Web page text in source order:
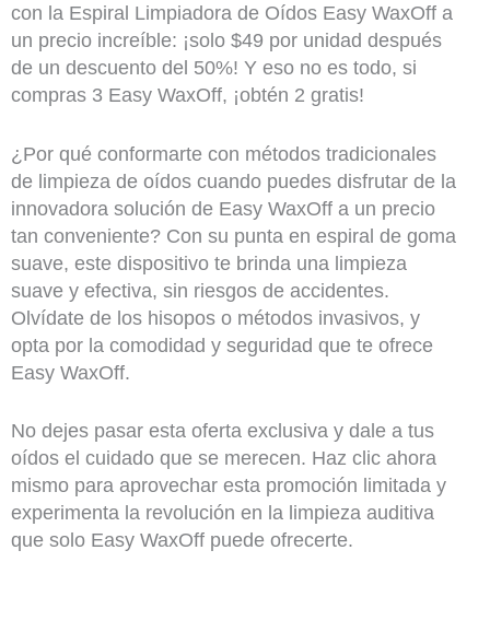
con la Espiral Limpiadora de Oídos Easy WaxOff a
un precio increíble: ¡solo $49 por unidad después
de un descuento del 50%! Y eso no es todo, si
compras 3 Easy WaxOff, ¡obtén 2 gratis!
¿Por qué conformarte con métodos tradicionales
de limpieza de oídos cuando puedes disfrutar de la
innovadora solución de Easy WaxOff a un precio
tan conveniente? Con su punta en espiral de goma
suave, este dispositivo te brinda una limpieza
suave y efectiva, sin riesgos de accidentes.
Olvídate de los hisopos o métodos invasivos, y
opta por la comodidad y seguridad que te ofrece
Easy WaxOff.
No dejes pasar esta oferta exclusiva y dale a tus
oídos el cuidado que se merecen. Haz clic ahora
mismo para aprovechar esta promoción limitada y
experimenta la revolución en la limpieza auditiva
que solo Easy WaxOff puede ofrecerte.